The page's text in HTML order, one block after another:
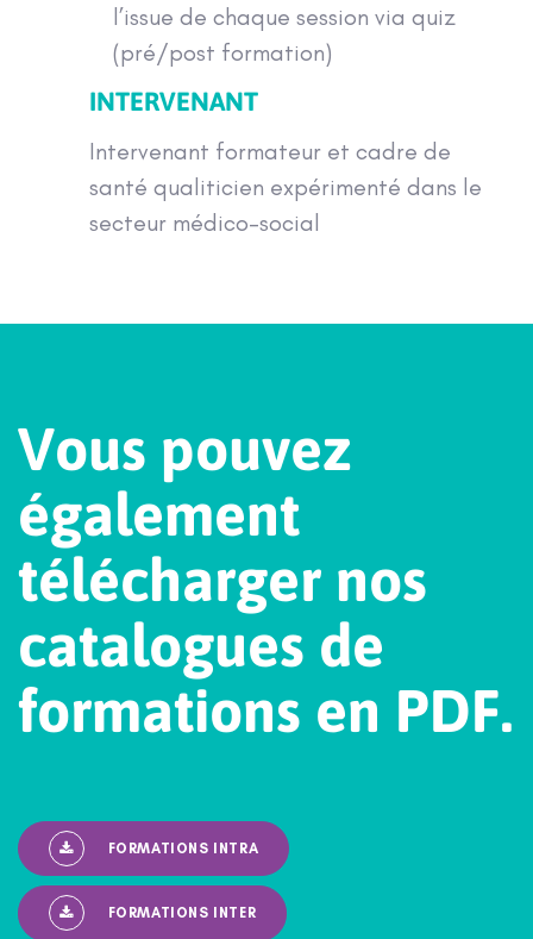
l’issue de chaque session via quiz
(pré/post formation)
INTERVENANT
Intervenant formateur et cadre de
santé qualiticien expérimenté dans le
secteur médico-social
Vous pouvez
également
télécharger nos
catalogues de
formations en PDF.
FORMATIONS INTRA
FORMATIONS INTER